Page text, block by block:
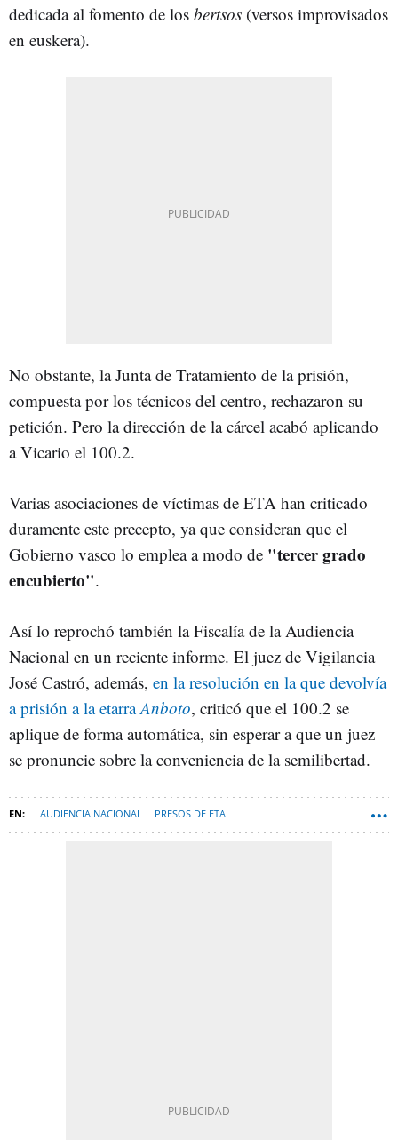
dedicada al fomento de los bertsos (versos improvisados
en euskera).
No obstante, la Junta de Tratamiento de la prisión,
compuesta por los técnicos del centro, rechazaron su
petición. Pero la dirección de la cárcel acabó aplicando
a Vicario el 100.2.
Varias asociaciones de víctimas de ETA han criticado
duramente este precepto, ya que consideran que el
Gobierno vasco lo emplea a modo de "tercer grado
encubierto".
Así lo reprochó también la Fiscalía de la Audiencia
Nacional en un reciente informe. El juez de Vigilancia
José Castró, además, en la resolución en la que devolvía
a prisión a la etarraAnboto, criticó que el 100.2 se
aplique de forma automática, sin esperar a que un juez
se pronuncie sobre la conveniencia de la semilibertad.
AUDIENCIA NACIONAL PRESOS DE ETA